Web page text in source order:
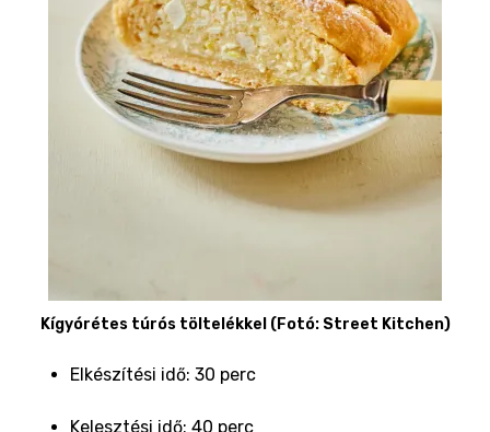
Kígyórétes túrós töltelékkel (Fotó: Street Kitchen)
Elkészítési idő: 30 perc
Kelesztési idő: 40 perc